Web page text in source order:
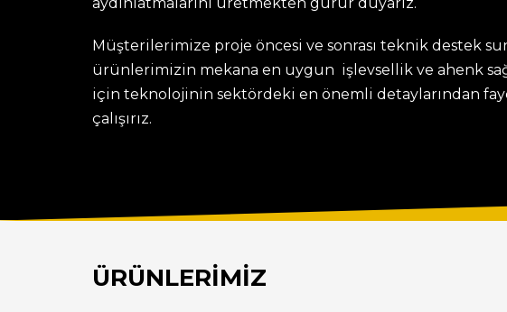
Müşterilerimize proje öncesi ve sonrası teknik destek
ürünlerimizin mekana en uygun işlevsellik ve ahenk
için teknolojinin sektördeki en önemli detaylarından
çalışırız.
ÜRÜNLERİMİZ